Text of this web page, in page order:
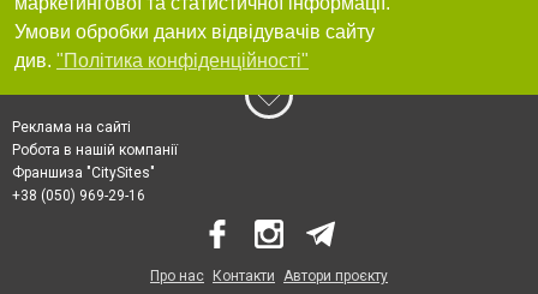
Умови обробки даних відвідувачів сайту
див. "Політика конфіденційності"
Реклама на сайті
Робота в нашій компанії
Франшиза "CitySites"
+38 (050) 969-29-16
Про нас Контакти Автори проєкту